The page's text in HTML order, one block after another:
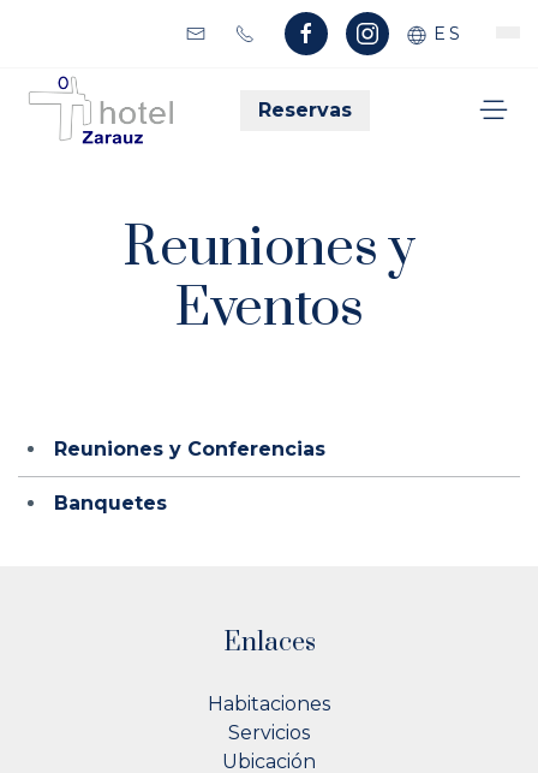
ES
Reservas
Reuniones y
Eventos
Reuniones y Conferencias
Banquetes
Enlaces
Habitaciones
Servicios
Ubicación